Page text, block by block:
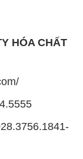
HÓA CHẤT